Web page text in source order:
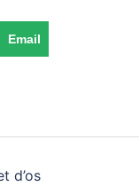
Email
d’os